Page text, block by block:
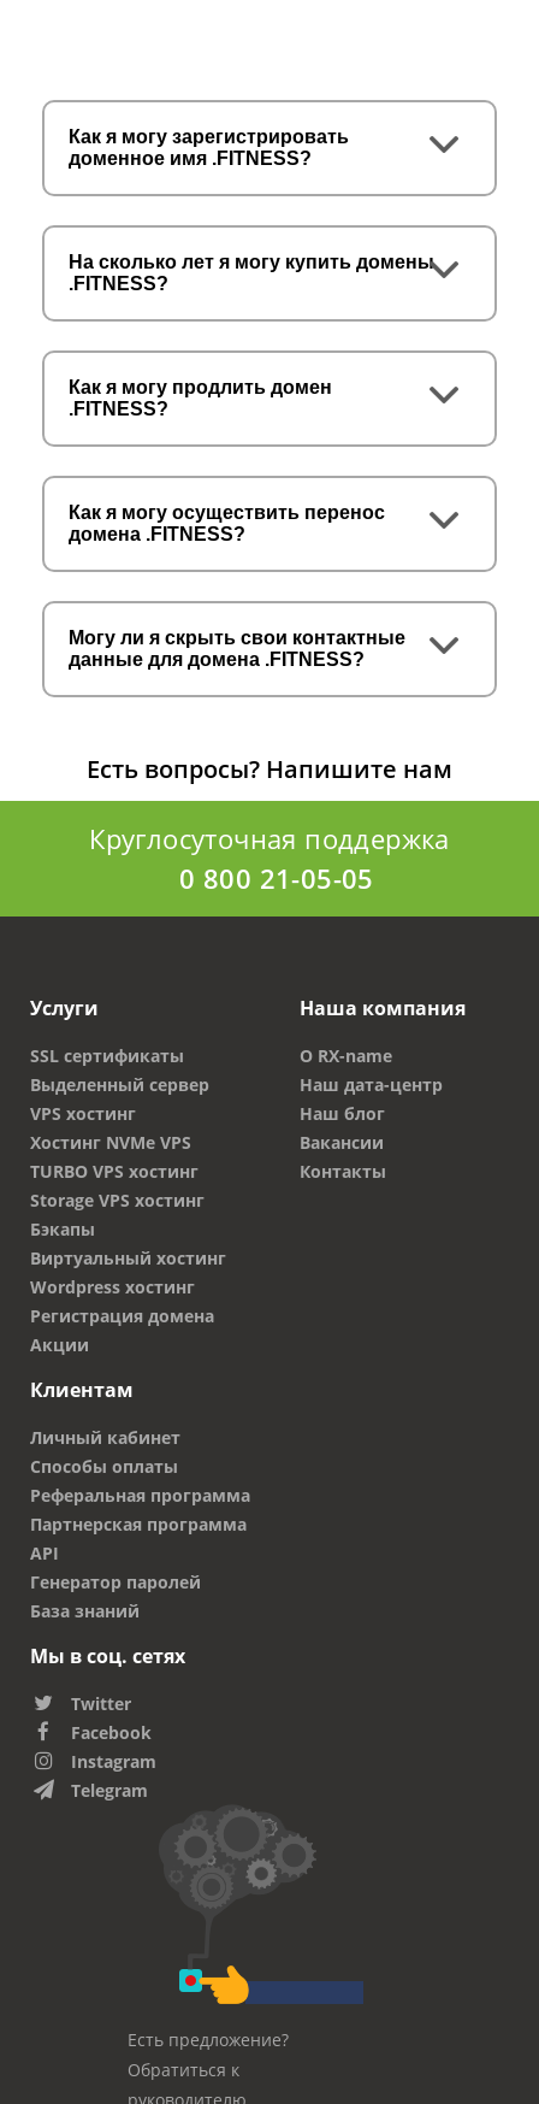
Как я могу зарегистрировать
доменное имя .FITNESS?
На сколько лет я могу купить домены
.FITNESS?
Как я могу продлить домен
.FITNESS?
Как я могу осуществить перенос
домена .FITNESS?
Могу ли я скрыть свои контактные
данные для домена .FITNESS?
Есть вопросы? Напишите нам
Круглосуточная поддержка
0 800 21-05-05
Услуги
SSL сертификаты
Выделенный сервер
VPS хостинг
Хостинг NVMe VPS
TURBO VPS хостинг
Storage VPS хостинг
Бэкапы
Виртуальный хостинг
Wordpress хостинг
Регистрация домена
Акции
Наша компания
О RX-name
Наш дата-центр
Наш блог
Вакансии
Контакты
Клиентам
Личный кабинет
Способы оплаты
Реферальная программа
Партнерская программа
API
Генератор паролей
База знаний
Мы в соц. сетях
Twitter
Facebook
Instagram
Telegram
Есть предложение?
Обратиться к